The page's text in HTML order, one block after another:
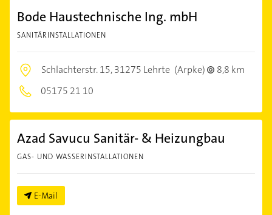
Bode Haustechnische Ing. mbH
SANITÄRINSTALLATIONEN
Schlachterstr. 15,31275 Lehrte (Arpke)
8,8 km
05175 21 10
Azad Savucu Sanitär- & Heizungbau
GAS- UND WASSERINSTALLATIONEN
E-Mail